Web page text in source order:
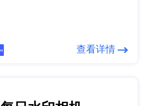
查看详情